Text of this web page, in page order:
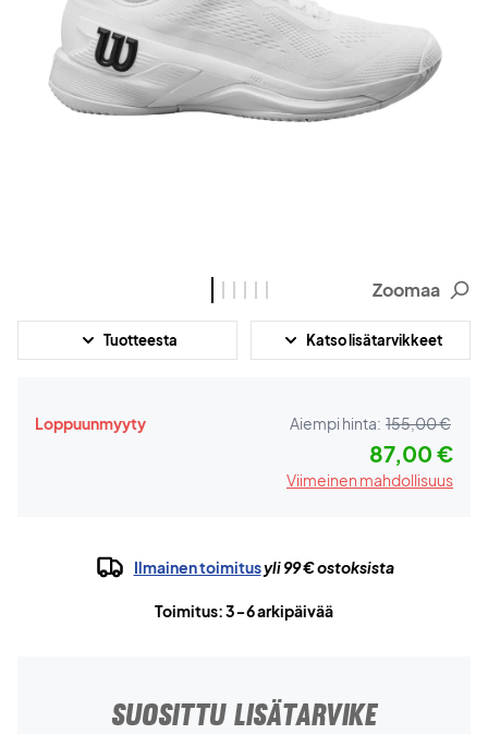
Zoomaa
Tuotteesta Katso lisätarvikkeet
Loppuunmyyty Aiempi hinta: 155,00 €
87,00 €
Viimeinen mahdollisuus
Ilmainen toimitusyli 99 € ostoksista
Toimitus: 3-6 arkipäivää
SUOSITTU LISÄTARVIKE